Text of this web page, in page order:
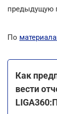
предыдущую
По
Как
вести